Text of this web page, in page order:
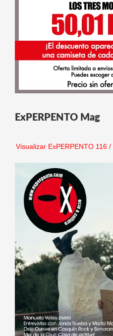
ExPERPENTO Mag
Visualizar ExPERPENTO 116/